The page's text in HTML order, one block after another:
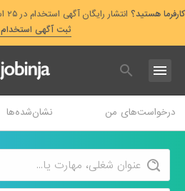
کارفرما هستید؟ انتشار رایگان آگهی استخدام در ۲۵ استان و ۲۶ دسته‌بندی شغلی
ثبت آگهی استخدام
درخواست‌های من نشان‌شده‌ها